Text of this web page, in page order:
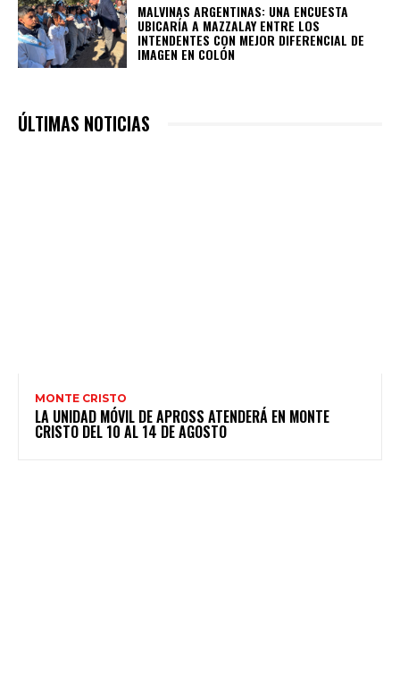
MALVINAS ARGENTINAS: UNA ENCUESTA
UBICARÍA A MAZZALAY ENTRE LOS
INTENDENTES CON MEJOR DIFERENCIAL DE
IMAGEN EN COLÓN
ÚLTIMAS NOTICIAS
MONTE CRISTO
LA UNIDAD MÓVIL DE APROSS ATENDERÁ EN MONTE
CRISTO DEL 10 AL 14 DE AGOSTO